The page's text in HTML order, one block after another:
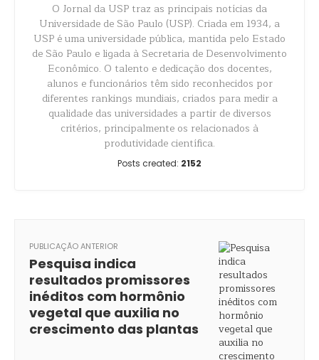
O Jornal da USP traz as principais notícias da
Universidade de São Paulo (USP). Criada em 1934, a
USP é uma universidade pública, mantida pelo Estado
de São Paulo e ligada à Secretaria de Desenvolvimento
Econômico. O talento e dedicação dos docentes,
alunos e funcionários têm sido reconhecidos por
diferentes rankings mundiais, criados para medir a
qualidade das universidades a partir de diversos
critérios, principalmente os relacionados à
produtividade científica.
Posts created: 2152
PUBLICAÇÃO ANTERIOR
Pesquisa indica
resultados promissores
inéditos com hormônio
vegetal que auxilia no
crescimento das plantas